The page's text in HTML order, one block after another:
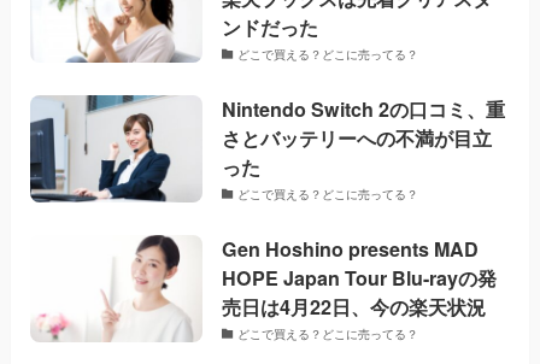
ンドだった
どこで買える？どこに売ってる？
Nintendo Switch 2の口コミ、重
さとバッテリーへの不満が目立
った
どこで買える？どこに売ってる？
Gen Hoshino presents MAD
HOPE Japan Tour Blu-rayの発
売日は4月22日、今の楽天状況
どこで買える？どこに売ってる？